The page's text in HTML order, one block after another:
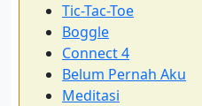
Tic-Tac-Toe
Boggle
Connect 4
Belum Pernah Aku
Meditasi